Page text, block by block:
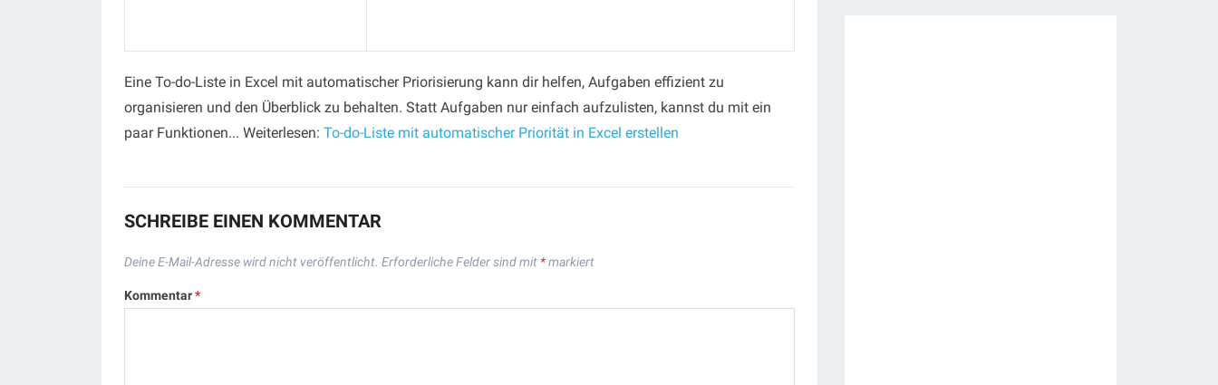
Eine To-do-Liste in Excel mit automatischer Priorisierung kann dir helfen, Aufgaben effizient zu
organisieren und den Überblick zu behalten. Statt Aufgaben nur einfach aufzulisten, kannst du mit ein
paar Funktionen... Weiterlesen: To-do-Liste mit automatischer Priorität in Excel erstellen
SCHREIBE EINEN KOMMENTAR
Deine E-Mail-Adresse wird nicht veröffentlicht. Erforderliche Felder sind mit *markiert
Kommentar*